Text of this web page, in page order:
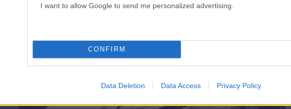
I want to allow Google to send me personalized advertising.
CONFIRM
Data Deletion Data Access Privacy Policy